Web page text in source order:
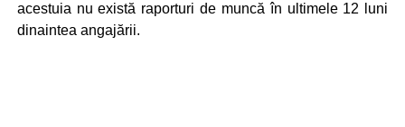
acestuia nu există raporturi de muncă în ultimele 12 luni
dinaintea angajării.